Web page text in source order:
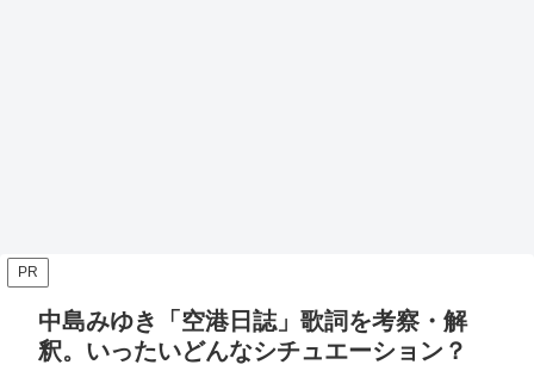
PR
中島みゆき「空港日誌」歌詞を考察・解
釈。いったいどんなシチュエーション？